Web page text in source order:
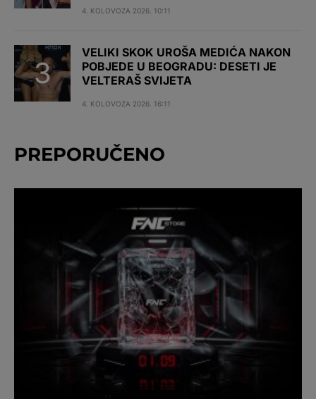
4. KOLOVOZA 2026. 10:11
VELIKI SKOK UROŠA MEDIĆA NAKON
POBJEDE U BEOGRADU: DESETI JE
VELTERAŠ SVIJETA
4. KOLOVOZA 2026. 16:11
PREPORUČENO